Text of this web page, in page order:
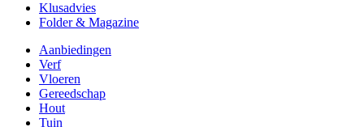
Klusadvies
Folder & Magazine
Aanbiedingen
Verf
Vloeren
Gereedschap
Hout
Tuin